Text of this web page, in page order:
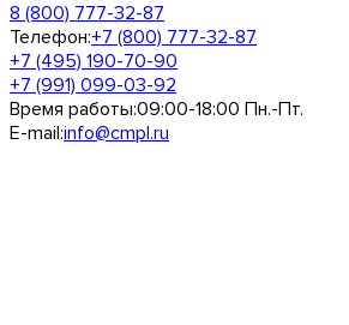
8 (800) 777-32-87
Телефон:+7 (800) 777-32-87
+7 (495) 190-70-90
+7 (991) 099-03-92
Время работы:09:00-18:00 Пн.-Пт.
E-mail:info@cmpl.ru